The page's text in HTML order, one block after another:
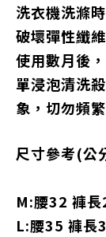
洗衣機洗滌
破壞彈性纖維
使用數月後
單浸泡清洗
象，切勿頻繁
尺寸參考(公
M:腰32 褲
L:腰35 褲長